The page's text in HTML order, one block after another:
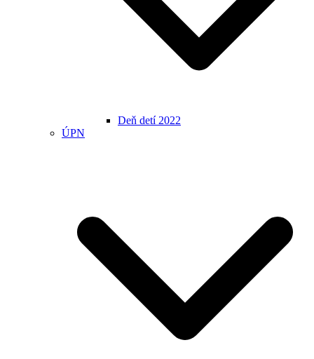
Deň detí 2022
ÚPN